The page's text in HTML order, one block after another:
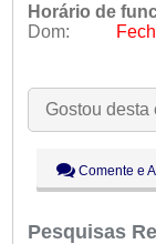
Horário de
Dom:
Ter:
09:00
Qua:
09:00
Sex:
09:00
Sáb:
Dom:
Gostou desta
Comente e
Pesquisas